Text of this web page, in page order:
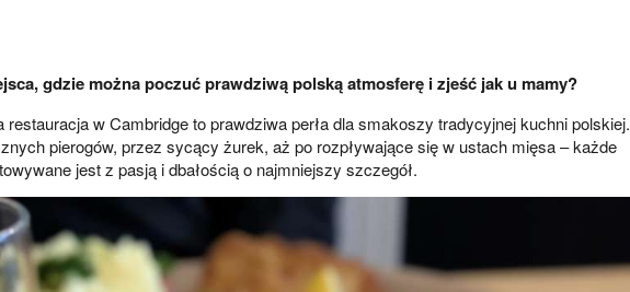
gdzie można poczuć prawdziwą polską atmosferę i zjeść jak u mamy?
restauracja w Cambridge to prawdziwa perła dla smakoszy tradycyjnej kuchni polskiej.
pierogów, przez sycący żurek, aż po rozpływające się w ustach mięsa – każde
jest z pasją i dbałością o najmniejszy szczegół.